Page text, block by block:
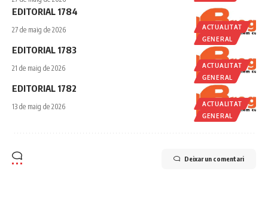
ACTUALITAT
GENERAL
EDITORIAL 1784
27 de maig de 2026
ACTUALITAT
GENERAL
EDITORIAL 1783
21 de maig de 2026
ACTUALITAT
GENERAL
EDITORIAL 1782
13 de maig de 2026
Deixar un comentari